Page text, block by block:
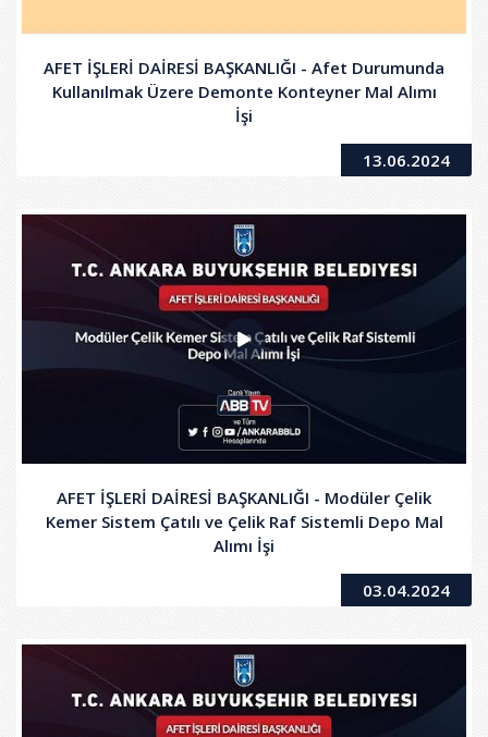
AFET İŞLERİ DAİRESİ BAŞKANLIĞI - Afet Durumunda
Kullanılmak Üzere Demonte Konteyner Mal Alımı
İşi
13.06.2024
AFET İŞLERİ DAİRESİ BAŞKANLIĞI - Modüler Çelik
Kemer Sistem Çatılı ve Çelik Raf Sistemli Depo Mal
Alımı İşi
03.04.2024